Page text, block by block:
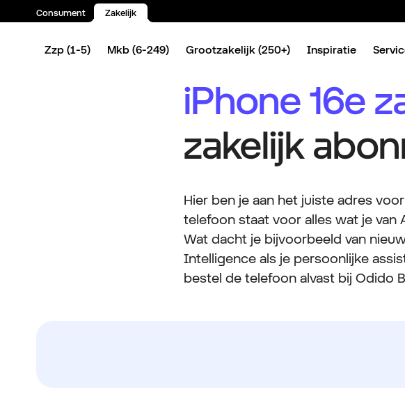
Consument Zakelijk
Zzp (1-5) Mkb (6-249) Grootzakelijk (250+) Inspiratie
iPhone 16e
zakelijk
Hier ben je aan het juiste adres
telefoon staat voor alles wat je
Wat dacht je bijvoorbeeld van
Intelligence als je persoonlijke
bestel de telefoon alvast bij Odido